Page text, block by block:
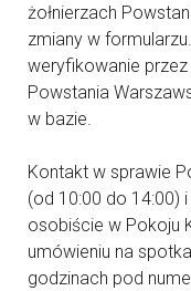
żołnierzach
zmiany w
weryfikowanie
Powstania
w bazie.
Kontakt w sprawie
(od 10:00 do 14:00)
osobiście w Pokoju
umówieniu na
godzinach pod